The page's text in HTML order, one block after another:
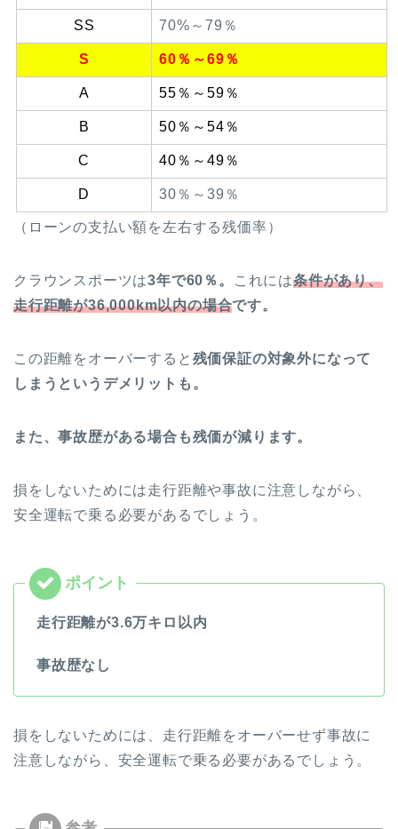
SS 70%～79％
S 60％～69％
A 55％～59％
B 50％～54％
C 40％～49％
D 30％～39％
（ローンの支払い額を左右する残価率）
クラウンスポーツは3年で60％。 これには条件があり、
走行距離が36,000km以内の場合です。
この距離をオーバーすると 残価保証の対象外になって
しまうというデメリットも。
また、事故歴がある場合も残価が減ります。
損をしないためには走行距離や事故に注意しながら、
安全運転で乗る必要があるでしょう。
走行距離が3.6万キロ以内
事故歴なし
損をしないためには、走行距離をオーバーせず事故に
注意しながら、安全運転で乗る必要があるでしょう。